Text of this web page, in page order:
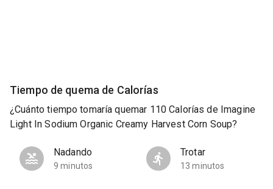
Tiempo de quema de Calorías
¿Cuánto tiempo tomaría quemar 110 Calorías de Imagine
Light In Sodium Organic Creamy Harvest Corn Soup?
Nadando
9 minutos
Trotar
13 minutos